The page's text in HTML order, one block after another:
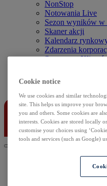
NonStop
Notowania Live
Sezon wyników w
Skaner akcji
Kalendarz
Zdarzenia
Sentyment
Kontakt
Cookie notice
We use cookies and similar
site. This helps us improve your
you and others. Some cookies are
interests. Cookies are stored locally
customise your choices using
tools and services (such as Google)